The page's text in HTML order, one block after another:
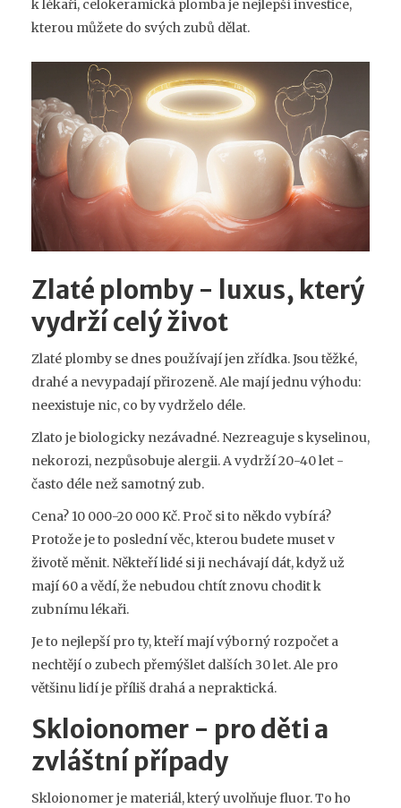
k lékaři, celokeramická plomba je nejlepší investice,
kterou můžete do svých zubů dělat.
Zlaté plomby - luxus, který
vydrží celý život
Zlaté plomby se dnes používají jen zřídka. Jsou těžké,
drahé a nevypadají přirozeně. Ale mají jednu výhodu:
neexistuje nic, co by vydrželo déle.
Zlato je biologicky nezávadné. Nezreaguje s kyselinou,
nekorozi, nezpůsobuje alergii. A vydrží 20-40 let -
často déle než samotný zub.
Cena? 10 000-20 000 Kč. Proč si to někdo vybírá?
Protože je to poslední věc, kterou budete muset v
životě měnit. Někteří lidé si ji nechávají dát, když už
mají 60 a vědí, že nebudou chtít znovu chodit k
zubnímu lékaři.
Je to nejlepší pro ty, kteří mají výborný rozpočet a
nechtějí o zubech přemýšlet dalších 30 let. Ale pro
většinu lidí je příliš drahá a nepraktická.
Skloionomer - pro děti a
zvláštní případy
Skloionomer je materiál, který uvolňuje fluor. To ho